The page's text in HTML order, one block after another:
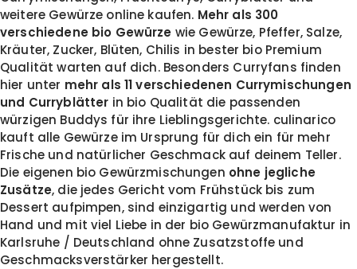
weitere Gewürze online kaufen. Mehr als 300
verschiedene bio Gewürze wie Gewürze, Pfeffer, Salze,
Kräuter, Zucker, Blüten, Chilis in bester bio Premium
Qualität warten auf dich. Besonders Curryfans finden
hier unter mehr als 11 verschiedenen Currymischungen
und Curryblätter in bio Qualität die passenden
würzigen Buddys für ihre Lieblingsgerichte. culinarico
kauft alle Gewürze im Ursprung für dich ein für mehr
Frische und natürlicher Geschmack auf deinem Teller.
Die eigenen bio Gewürzmischungen ohne jegliche
Zusätze, die jedes Gericht vom Frühstück bis zum
Dessert aufpimpen, sind einzigartig und werden von
Hand und mit viel Liebe in der bio Gewürzmanufaktur in
Karlsruhe / Deutschland ohne Zusatzstoffe und
Geschmacksverstärker hergestellt.